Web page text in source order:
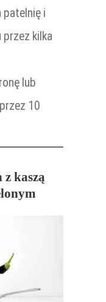
patelnię i
przez kilka
lub
10
z kaszą